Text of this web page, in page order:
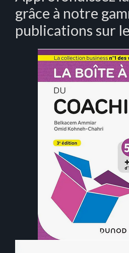
grâce à notre
publications sur